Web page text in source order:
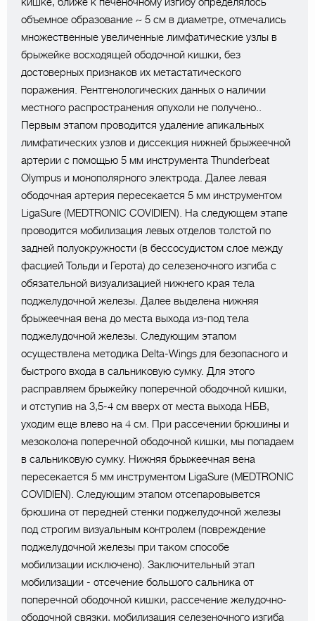
объемное образование ~ 5 см в диаметре, отмечались
множественные увеличенные лимфатические узлы в
брыжейке восходящей ободочной кишки, без
достоверных признаков их метастатического
поражения. Рентгенологических данных о наличии
местного распространения опухоли не получено..
Первым этапом проводится удаление апикальных
лимфатических узлов и диссекция нижней брыжеечной
артерии с помощью 5 мм инструмента Thunderbeat
Olympus и монополярного электрода. Далее левая
ободочная артерия пересекается 5 мм инструментом
LigaSure (MEDTRONIC COVIDIEN). На следующем этапе
проводится мобилизация левых отделов толстой по
задней полуокружности (в бессосудистом слое между
фасцией Тольди и Герота) до селезеночного изгиба с
обязательной визуализацией нижнего края тела
поджелудочной железы. Далее выделена нижняя
брыжеечная вена до места выхода из-под тела
поджелудочной железы. Следующим этапом
осуществлена методика Delta-Wings для безопасного и
быстрого входа в сальниковую сумку. Для этого
расправляем брыжейку поперечной ободочной кишки,
и отступив на 3,5-4 см вверх от места выхода НБВ,
уходим еще влево на 4 см. При рассечении брюшины и
мезоколона поперечной ободочной кишки, мы попадаем
в сальниковую сумку. Нижняя брыжеечная вена
пересекается 5 мм инструментом LigaSure (MEDTRONIC
COVIDIEN). Следующим этапом отсепаровывется
брюшина от передней стенки поджелудочной железы
под строгим визуальным контролем (повреждение
поджелудочной железы при таком способе
мобилизации исключено). Заключительный этап
мобилизации - отсечение большого сальника от
поперечной ободочной кишки, рассечение желудочно-
ободочной связки, мобилизация селезеночного изгиба